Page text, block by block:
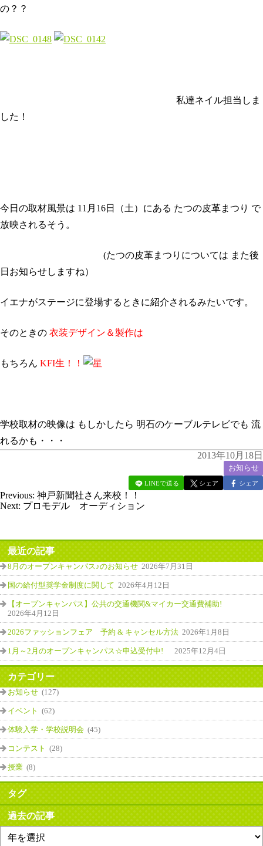
の？？
私達ネイル担当しま
した！
今日の取材風景は 11月16日（土）にある たつの皮革まつり で
放映されるそう。
(たつの皮革まつりについては また後
日お知らせしますね）
イエナがステージに登場するときに紹介されるみたいです。
そのときの 衣装デザイン＆製作は
もちろん KFI生！！
学校取材の映像は もしかしたら 明石のケーブルテレビでも 流
れるかも・・・
2013年10月18日
お知らせ
LINEで送る シェア シェア
Previous: 神戸新聞社さん来校！！
Next: プロモデル オーディション
最近の記事
8月のオープンキャンパス♪のお知らせ 2026年7月31日
国の給付型奨学金制度に関して 2026年4月12日
【オープンキャンパス】公共の交通機関&マイカー交通費補助!
2026年4月12日
2026ファッションフェア 予約 & キャンセル方法 2026年1月8日
1月～2月のオープンキャンパス☆申込受付中! 2025年12月4日
カテゴリー
お知らせ (127)
イベント (62)
体験入学・学校説明会 (45)
コンテスト (28)
授業 (8)
タグ
過去の記事